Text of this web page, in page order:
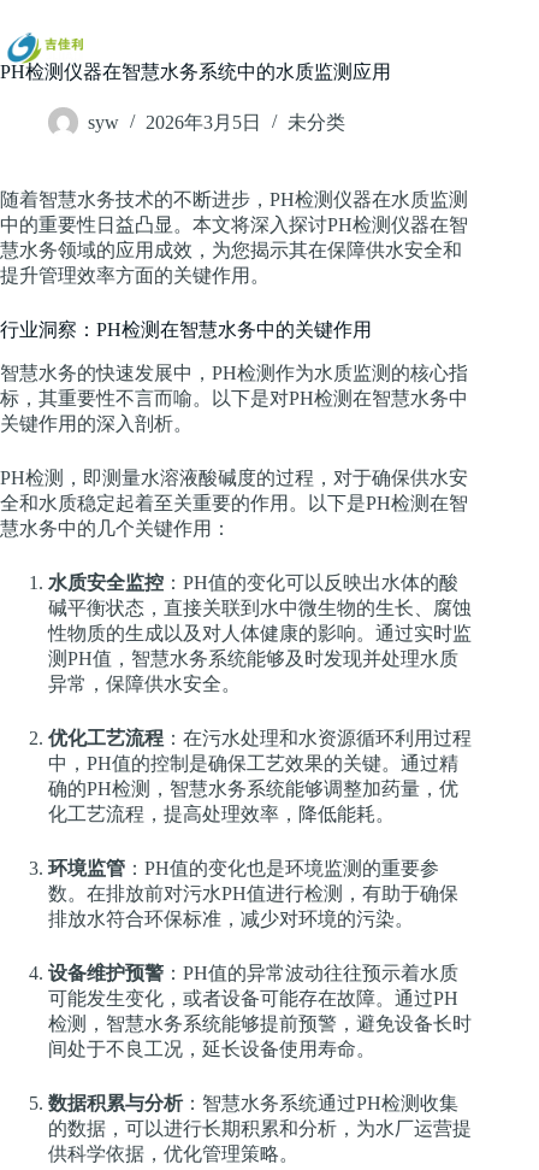
过
内
PH检测仪器在智慧水务系统中的水质监测应用
syw 2026年3月5日 未分类
随着智慧水务技术的不断进步，PH检测仪器在水质监测
中的重要性日益凸显。本文将深入探讨PH检测仪器在智
慧水务领域的应用成效，为您揭示其在保障供水安全和
提升管理效率方面的关键作用。
行业洞察：PH检测在智慧水务中的关键作用
智慧水务的快速发展中，PH检测作为水质监测的核心指
标，其重要性不言而喻。以下是对PH检测在智慧水务中
关键作用的深入剖析。
PH检测，即测量水溶液酸碱度的过程，对于确保供水安
全和水质稳定起着至关重要的作用。以下是PH检测在智
慧水务中的几个关键作用：
水质安全监控 ：PH值的变化可以反映出水体的酸
碱平衡状态，直接关联到水中微生物的生长、腐蚀
性物质的生成以及对人体健康的影响。通过实时监
测PH值，智慧水务系统能够及时发现并处理水质
异常，保障供水安全。
优化工艺流程 ：在污水处理和水资源循环利用过程
中，PH值的控制是确保工艺效果的关键。通过精
确的PH检测，智慧水务系统能够调整加药量，优
化工艺流程，提高处理效率，降低能耗。
环境监管 ：PH值的变化也是环境监测的重要参
数。在排放前对污水PH值进行检测，有助于确保
排放水符合环保标准，减少对环境的污染。
设备维护预警 ：PH值的异常波动往往预示着水质
可能发生变化，或者设备可能存在故障。通过PH
检测，智慧水务系统能够提前预警，避免设备长时
间处于不良工况，延长设备使用寿命。
数据积累与分析：智慧水务系统通过PH检测收集
的数据，可以进行长期积累和分析，为水厂运营提
供科学依据，优化管理策略。